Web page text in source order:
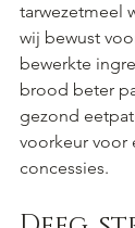
tarwezetmeel
wij bewust
bewerkte
brood beter
gezond
voorkeur voor
concessies.